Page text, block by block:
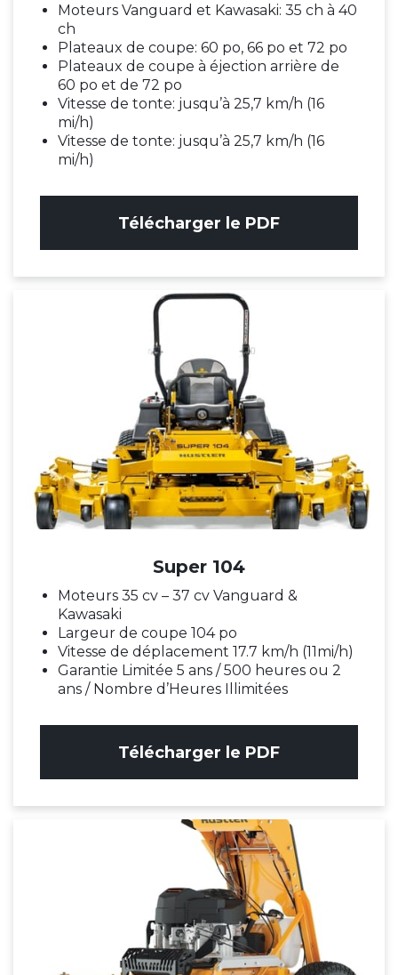
Moteurs Vanguard et Kawasaki: 35 ch à 40
ch
Plateaux de coupe: 60 po, 66 po et 72 po
Plateaux de coupe à éjection arrière de
60 po et de 72 po
Vitesse de tonte: jusqu’à 25,7 km/h (16
mi/h)
Vitesse de tonte: jusqu’à 25,7 km/h (16
mi/h)
Télécharger le PDF
Super 104
Moteurs 35 cv – 37 cv Vanguard &
Kawasaki
Largeur de coupe 104 po
Vitesse de déplacement 17.7 km/h (11mi/h)
Garantie Limitée 5 ans / 500 heures ou 2
ans / Nombre d’Heures Illimitées
Télécharger le PDF